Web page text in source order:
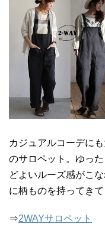
カジュアルコーデに
のサロペット。ゆっ
どよいルーズ感がこ
に柄ものを持ってき
⇒2WAYサロペット